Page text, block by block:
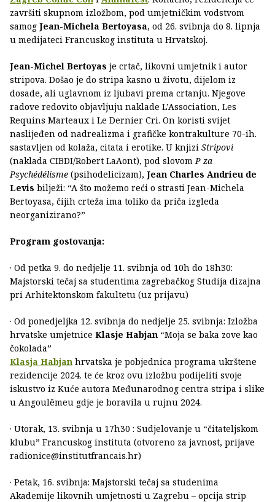
završiti skupnom izložbom, pod umjetničkim vodstvom
samog Jean-Michela Bertoyasa, od 26. svibnja do 8. lipnja
u medijateci Francuskog instituta u Hrvatskoj.
Jean-Michel Bertoyas je crtač, likovni umjetnik i autor
stripova. Došao je do stripa kasno u životu, dijelom iz
dosade, ali uglavnom iz ljubavi prema crtanju. Njegove
radove redovito objavljuju naklade L’Association, Les
Requins Marteaux i Le Dernier Cri. On koristi svijet
naslijeđen od nadrealizma i grafičke kontrakulture 70-ih.
sastavljen od kolaža, citata i erotike. U knjizi Stripovi
(naklada CIBDI/Robert LaAont), pod slovomP za
Psychédélisme (psihodelicizam), Jean Charles Andrieu de
Levis bilježi: “A što možemo reći o strasti Jean-Michela
Bertoyasa, čijih crteža ima toliko da priča izgleda
neorganizirano?”
Program gostovanja:
· Od petka 9. do nedjelje 11. svibnja od 10h do 18h30:
Majstorski tečaj sa studentima zagrebačkog Studija dizajna
pri Arhitektonskom fakultetu (uz prijavu)
· Od ponedjeljka 12. svibnja do nedjelje 25. svibnja: Izložba
hrvatske umjetnice Klasje Habjan “Moja se baka zove kao
čokolada”
Klasja Habjan hrvatska je pobjednica programa ukrštene
rezidencije 2024. te će kroz ovu izložbu podijeliti svoje
iskustvo iz Kuće autora Međunarodnog centra stripa i slike
u Angoulêmeu gdje je boravila u rujnu 2024.
· Utorak, 13. svibnja u 17h30 : Sudjelovanje u “čitateljskom
klubu” Francuskog instituta (otvoreno za javnost, prijave
radionice@institutfrancais.hr)
· Petak, 16. svibnja: Majstorski tečaj sa studenima
Akademije likovnih umjetnosti u Zagrebu – opcija strip